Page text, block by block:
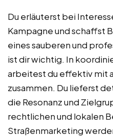
Du erläuterst bei
Kampagne und schaffst
eines sauberen und
ist dir wichtig. In
arbeitest du effektiv mit
zusammen. Du lieferst
die Resonanz und
rechtlichen und lokalen
Straßenmarketing